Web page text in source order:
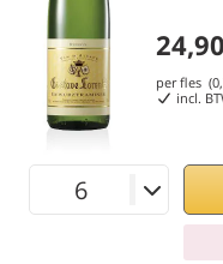
24,90
per fles
incl.